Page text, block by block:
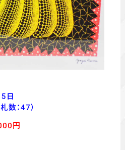
日
札数：47）
円